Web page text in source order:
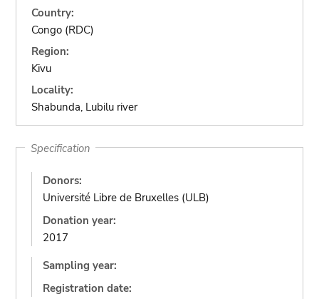
Country:
Congo (RDC)
Region:
Kivu
Locality:
Shabunda, Lubilu river
Specification
Donors:
Université Libre de Bruxelles (ULB)
Donation year:
2017
Sampling year:
Registration date: